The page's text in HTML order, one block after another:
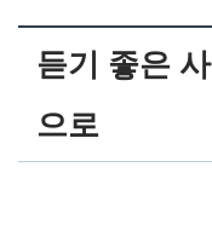
듣기 좋은
으로